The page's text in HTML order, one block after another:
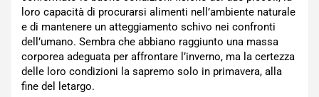
loro capacità di procurarsi alimenti nell’ambiente naturale
e di mantenere un atteggiamento schivo nei confronti
dell’umano. Sembra che abbiano raggiunto una massa
corporea adeguata per affrontare l’inverno, ma la certezza
delle loro condizioni la sapremo solo in primavera, alla
fine del letargo.